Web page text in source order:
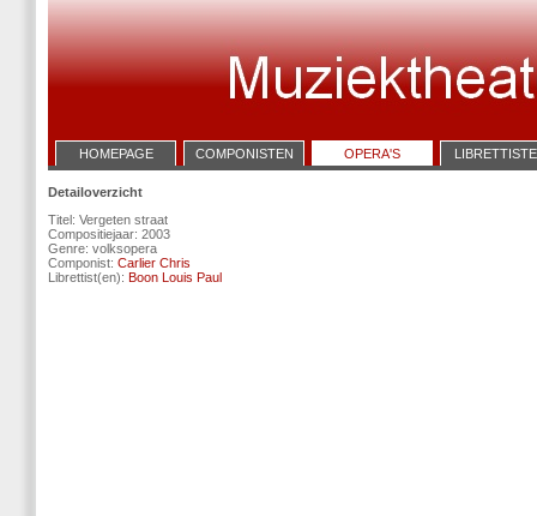
HOMEPAGE COMPONISTEN OPERA'S
Detailoverzicht
Titel: Vergeten straat
Compositiejaar: 2003
Genre: volksopera
Componist: Carlier Chris
Librettist(en): Boon Louis Paul